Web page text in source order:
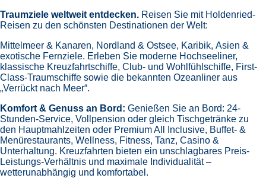
Traumziele weltweit entdecken. Reisen Sie mit Holdenried-
Reisen zu den schönsten Destinationen der Welt:
Mittelmeer & Kanaren, Nordland & Ostsee, Karibik, Asien &
exotische Fernziele. Erleben Sie moderne Hochseeliner,
klassische Kreuzfahrtschiffe, Club- und Wohlfühlschiffe, First-
Class-Traumschiffe sowie die bekannten Ozeanliner aus
„Verrückt nach Meer“.
Komfort & Genuss an Bord: Genießen Sie an Bord: 24-
Stunden-Service, Vollpension oder gleich Tischgetränke zu
den Hauptmahlzeiten oder Premium All Inclusive, Buffet- &
Menürestaurants, Wellness, Fitness, Tanz, Casino &
Unterhaltung. Kreuzfahrten bieten ein unschlagbares Preis-
Leistungs-Verhältnis und maximale Individualität –
wetterunabhängig und komfortabel.